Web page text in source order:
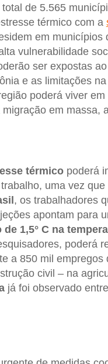
de 5.565
térmico com a
em municípios
vulnerabilidade
ser expostas
e as limitações
poderá viver
em massa,
térmicopoderá
uma vez
, os trabalhadores
apontam para
de 1,5° C na
poderá
a 850 mil empregos
civil – na
já foi observado